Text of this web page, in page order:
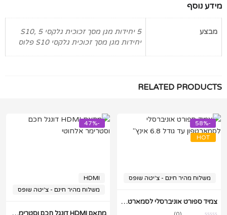
מידע נוסף
מבצע
5 יחידות מגן מסך זכוכית גלקסי S10, 5
יחידות מגן מסך זכוכית גלקסי S10 פלוס
RELATED PRODUCTS
-58%
HOT
משלוח מהיר חינם - צ'יטה שופס
צמיד ספורט אוניברסלי לסמארטפון עד גודל 6.8 אינץ"
-47%
HDMI
משלוח מהיר חינם - צ'יטה שופס